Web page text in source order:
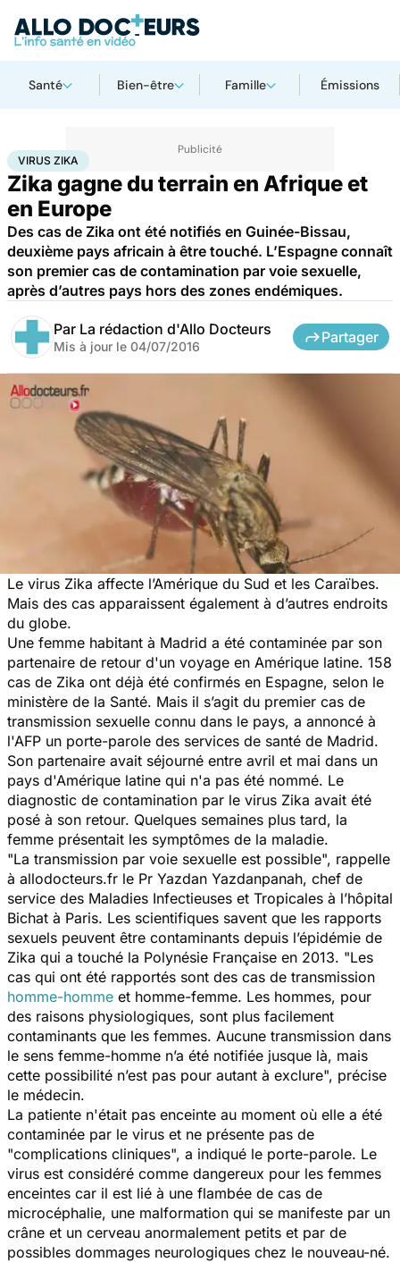
Santé Bien-être Famille Émissions
Accueil Santé Virus Zika
VIRUS ZIKA
Zika gagne du terrain en Afrique et
en Europe
Des cas de Zika ont été notifiés en Guinée-Bissau,
deuxième pays africain à être touché. L’Espagne connaît
son premier cas de contamination par voie sexuelle,
après d’autres pays hors des zones endémiques.
Par La rédaction d'Allo Docteurs
Mis à jour le 04/07/2016
Partager
Le virus Zika affecte l’Amérique du Sud et les Caraïbes.
Mais des cas apparaissent également à d’autres endroits
du globe.
Une femme habitant à Madrid a été contaminée par son
partenaire de retour d'un voyage en Amérique latine. 158
cas de Zika ont déjà été confirmés en Espagne, selon le
ministère de la Santé. Mais il s’agit du premier cas de
transmission sexuelle connu dans le pays, a annoncé à
l'AFP un porte-parole des services de santé de Madrid.
Son partenaire avait séjourné entre avril et mai dans un
pays d'Amérique latine qui n'a pas été nommé. Le
diagnostic de contamination par le virus Zika avait été
posé à son retour. Quelques semaines plus tard, la
femme présentait les symptômes de la maladie.
"La transmission par voie sexuelle est possible", rappelle
à allodocteurs.fr le Pr Yazdan Yazdanpanah, chef de
service des Maladies Infectieuses et Tropicales à l’hôpital
Bichat à Paris. Les scientifiques savent que les rapports
sexuels peuvent être contaminants depuis l’épidémie de
Zika qui a touché la Polynésie Française en 2013. "Les
cas qui ont été rapportés sont des cas de transmission
homme-homme et homme-femme. Les hommes, pour
des raisons physiologiques, sont plus facilement
contaminants que les femmes. Aucune transmission dans
le sens femme-homme n’a été notifiée jusque là, mais
cette possibilité n’est pas pour autant à exclure", précise
le médecin.
La patiente n'était pas enceinte au moment où elle a été
contaminée par le virus et ne présente pas de
"complications cliniques", a indiqué le porte-parole. Le
virus est considéré comme dangereux pour les femmes
enceintes car il est lié à une flambée de cas de
microcéphalie, une malformation qui se manifeste par un
crâne et un cerveau anormalement petits et par de
possibles dommages neurologiques chez le nouveau-né.